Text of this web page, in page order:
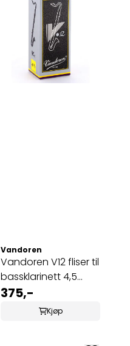
Vandoren
Vandoren V12 fliser til
bassklarinett 4,5
(CR6245)
375,-
Kjøp